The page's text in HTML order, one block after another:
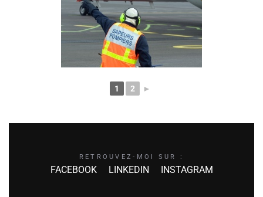
1 2 ►
RETROUVEZ-MOI SUR :
FACEBOOK LINKEDIN INSTAGRAM